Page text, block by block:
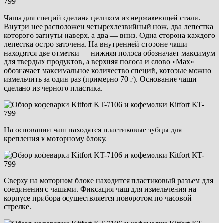
Чаша для специй сделана целиком из нержавеющей стали.
Внутри нее расположен четырехлезвийный нож, два лепестка
которого загнуты наверх, а два — вниз. Одна сторона каждого
лепестка остро заточена. На внутренней стороне чаши
находятся две отметки — нижняя полоса обозначает максимум
для твердых продуктов, а верхняя полоса и слово «Max»
обозначает максимальное количество специй, которые можно
измельчить за один раз (примерно 70 г). Основание чаши
сделано из черного пластика.
На основании чаш находятся пластиковые зубцы для
крепления к моторному блоку.
Сверху на моторном блоке находится пластиковый разъем для
соединения с чашами. Фиксация чаш для измельчения на
корпусе прибора осуществляется поворотом по часовой
стрелке.